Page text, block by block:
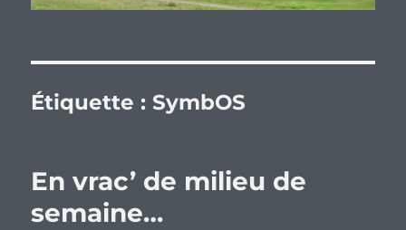
Étiquette : SymbOS
En vrac’ de milieu de
semaine…